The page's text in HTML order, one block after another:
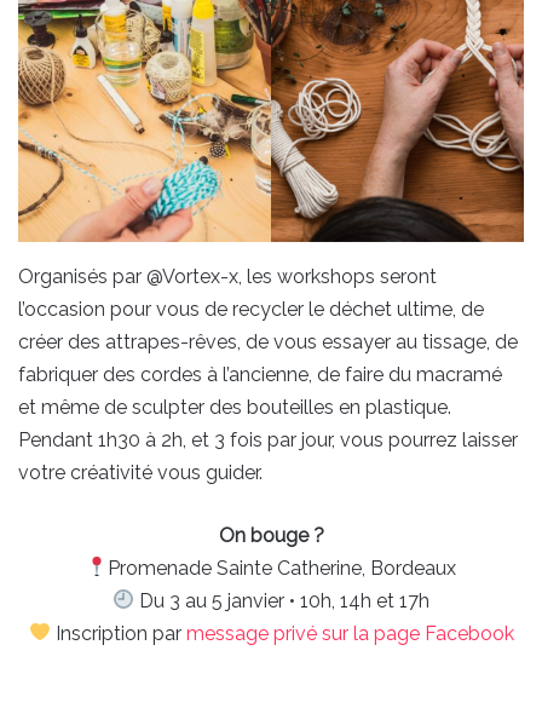
Organisés par @Vortex-x, les workshops seront
l’occasion pour vous de recycler le déchet ultime, de
créer des attrapes-rêves, de vous essayer au tissage, de
fabriquer des cordes à l’ancienne, de faire du macramé
et même de sculpter des bouteilles en plastique.
Pendant 1h30 à 2h, et 3 fois par jour, vous pourrez laisser
votre créativité vous guider.
On bouge ?
Promenade Sainte Catherine, Bordeaux
Du 3 au 5 janvier • 10h, 14h et 17h
Inscription par message privé sur la page Facebook